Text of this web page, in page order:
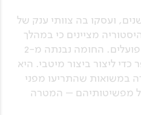
החומה נמשכה כ-10 שנים, ועסקו בה צוותי ענק של
מציינים כי במהלך
הבנייה מתו למעלה ממיליון פועלים. החומה נבנתה מ-2
ליצור ביצור מיטבי. היא
במשואות שהתריעו מפני
מפשיטותיהם – המטרה